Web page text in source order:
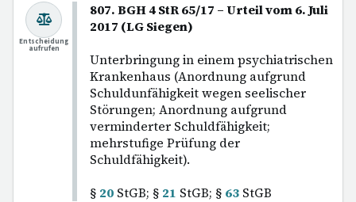
807. BGH 4 StR 65/17 – Urteil vom 6. Juli
2017 (LG Siegen)
Unterbringung in einem psychiatrischen
Krankenhaus (Anordnung aufgrund
Schuldunfähigkeit wegen seelischer
Störungen; Anordnung aufgrund
verminderter Schuldfähigkeit;
mehrstufige Prüfung der
Schuldfähigkeit).
§ 20 StGB; § 21 StGB; § 63 StGB
Entscheidung
aufrufen